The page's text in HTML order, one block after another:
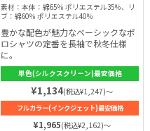
素材：本体：綿65％ ポリエステル35％、リ
ブ：綿60％ ポリエステル40％
豊かな配色が魅力なベーシックなポ
ロシャツの定番を長袖で秋冬仕様
に。
単色(シルクスクリーン)最安価格
¥1,134(税込¥1,247)～
フルカラー(インクジェット)最安価格
¥1,965(税込¥2,162)～